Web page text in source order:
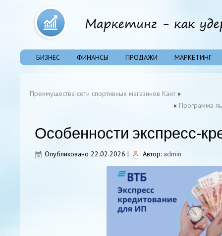
БИЗНЕС ФИНАНСЫ ПРОДАЖИ МАРКЕТИНГ
Преимущества сети спортивных магазинов Кант »
« Программа
Особенности экспресс-
Опубликовано 22.02.2026 | Автор: admin